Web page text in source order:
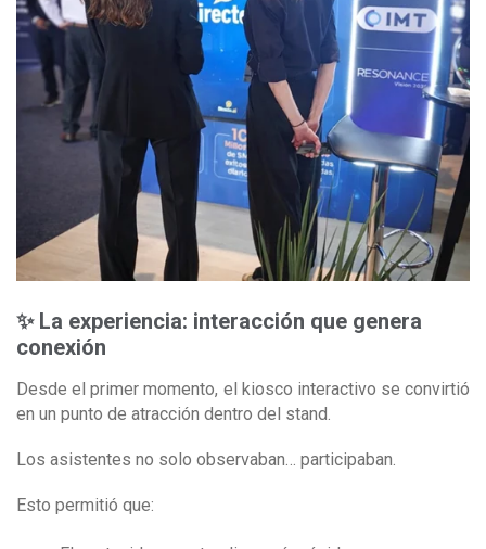
✨ La experiencia: interacción que genera
conexión
Desde el primer momento, el kiosco interactivo se convirtió
en un punto de atracción dentro del stand.
Los asistentes no solo observaban… participaban.
Esto permitió que: